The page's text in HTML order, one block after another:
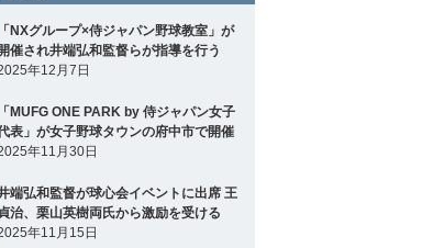
「NXグループ×侍ジャパン野球教室」が
開催され井端弘和監督らが指導を行う
年12月7日
「MUFG ONE PARK by 侍ジャパン女子
表」が女子野球タウンの府中市で開催
年11月30日
端弘和監督が球心会イベントに出席 王
貞治、栗山英樹両氏から激励を受ける
年11月15日